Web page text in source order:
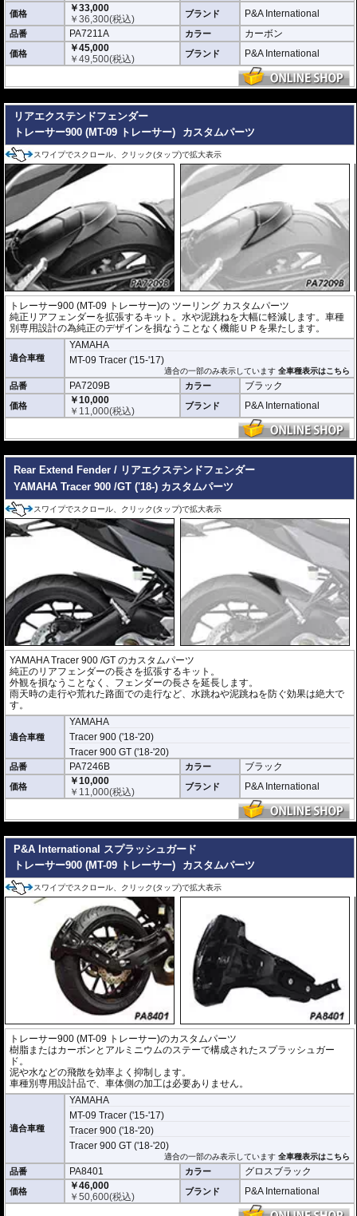
価格
￥33,000
￥36,300(税込) ブランド P&A International
品番 PA7211A カラー カーボン
価格
￥45,000
￥49,500(税込) ブランド P&A International
リアエクステンドフェンダー
トレーサー900 (MT-09 トレーサー)
カスタムパーツ
スワイプでスクロール、クリック(タップ)で拡大表示
トレーサー900 (MT-09 トレーサー)の ツーリング カスタムパーツ
純正リアフェンダーを拡張するキット。水や泥跳ねを大幅に軽減します。車種
別専用設計の為純正のデザインを損なうことなく機能ＵＰを果たします。
適合車種
YAMAHA
MT-09 Tracer ('15-'17)
適合の一部のみ表示しています全車種表示はこちら
品番 PA7209B カラー ブラック
価格
￥10,000
￥ 11,000(税込) ブランド P&A International
Rear Extend Fender / リアエクステンドフェンダー
YAMAHA Tracer 900 /GT ('18-) カスタムパーツ
スワイプでスクロール、クリック(タップ)で拡大表示
YAMAHA Tracer 900 /GT のカスタムパーツ
純正のリアフェンダーの長さを拡張するキット。
外観を損なうことなく、フェンダーの長さを延長します。
雨天時の走行や荒れた路面での走行など、水跳ねや泥跳ねを防ぐ効果は絶大で
す。
適合車種
YAMAHA
Tracer 900 ('18-'20)
Tracer 900 GT ('18-'20)
品番 PA7246B カラー ブラック
価格
￥10,000
￥ 11,000(税込) ブランド P&A International
P&A International スプラッシュガード
トレーサー900 (MT-09 トレーサー)
カスタムパーツ
スワイプでスクロール、クリック(タップ)で拡大表示
トレーサー900 (MT-09 トレーサー)のカスタムパーツ
樹脂またはカーボンとアルミニウムのステーで構成されたスプラッシュガー
ド。
泥や水などの飛散を効率よく抑制します。
車種別専用設計品で、車体側の加工は必要ありません。
適合車種
YAMAHA
MT-09 Tracer ('15-'17)
Tracer 900 ('18-'20)
Tracer 900 GT ('18-'20)
適合の一部のみ表示しています全車種表示はこちら
品番 PA8401 カラー グロスブラック
価格
￥46,000
￥50,600(税込) ブランド P&A International